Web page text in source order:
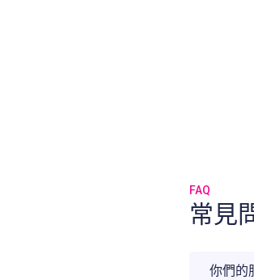
FAQ
常見
你們的